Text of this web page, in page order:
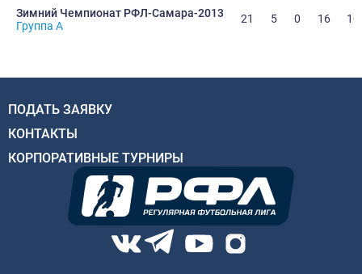
Зимний Чемпионат РФЛ-Самара-2013
Группа A
21 5 0 16
ПОДАТЬ ЗАЯВКУ
КОНТАКТЫ
КОРПОРАТИВНЫЕ ТУРНИРЫ